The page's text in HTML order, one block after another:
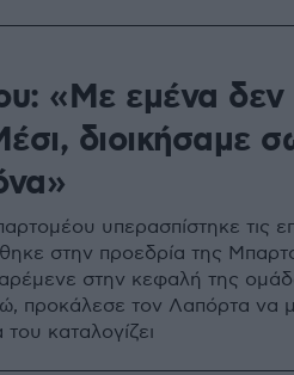
«Με εμένα δεν
διοικήσαμε
υπερασπίστηκε τις
στην προεδρία της
στην κεφαλή της
προκάλεσε τον Λαπόρτα να
καταλογίζει